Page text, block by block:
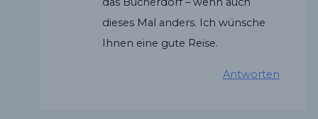
dieses Mal anders. Ich wünsche
Ihnen eine gute Reise.
Antworten